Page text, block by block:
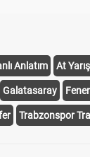
Anlatım At
Galatasaray
Trabzonspor